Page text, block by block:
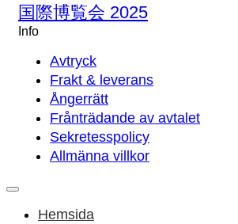
国際博覧会 2025
Info
Avtryck
Frakt & leverans
Ångerrätt
Frånträdande av avtalet
Sekretesspolicy
Allmänna villkor
Hemsida